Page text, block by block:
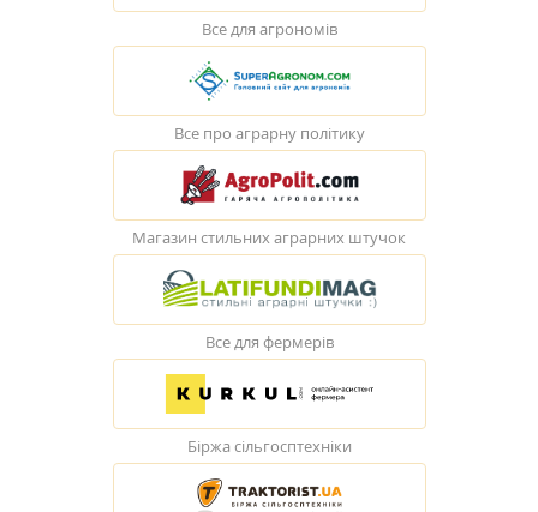
Все для агрономів
Все про аграрну політику
Магазин стильних аграрних штучок
Все для фермерів
Біржа сільгосптехніки